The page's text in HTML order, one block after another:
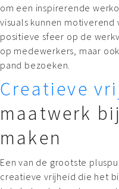
om een inspirerende
visuals kunnen
positieve sfeer op de
op medewerkers, maar
pand bezoeken.
Creatieve
maatwerk
maken
Een van de grootste
creatieve vrijheid die het